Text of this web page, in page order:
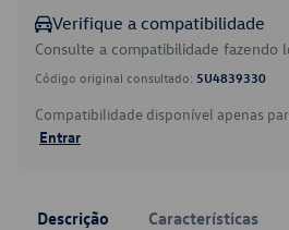
Verifique a compatibilidade
Consulte a compatibilidade fazendo
Código original consultado: 5U4839330
Compatibilidade disponível apenas
Entrar
Descrição Características